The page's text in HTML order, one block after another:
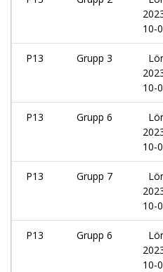
10-
P13 Grupp 3
Lör
10-
P13 Grupp 6
Lör
10-
P13 Grupp 7
Lör
10-
P13 Grupp 6
Lör
10-